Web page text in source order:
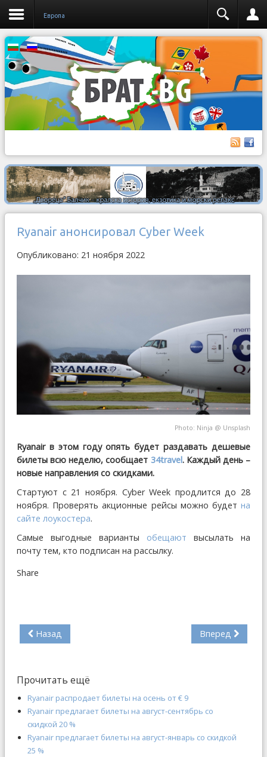
Европа
Ryanair анонсировал Cyber Week
Опубликовано: 21 ноября 2022
Photo: Ninja @ Unsplash
Ryanair в этом году опять будет раздавать дешевые
билеты всю неделю, сообщает 34travel. Каждый день –
новые направления со скидками.
Стартуют с 21 ноября. Cyber Week продлится до 28
ноября. Проверять акционные рейсы можно будет на
сайте лоукостера.
Самые выгодные варианты обещают высылать на
почту тем, кто подписан на рассылку.
Share
Назад Вперед
Прочитать ещё
Ryanair распродает билеты на осень от € 9
Ryanair предлагает билеты на август-сентябрь со
скидкой 20 %
Ryanair предлагает билеты на август-январь со скидкой
25 %